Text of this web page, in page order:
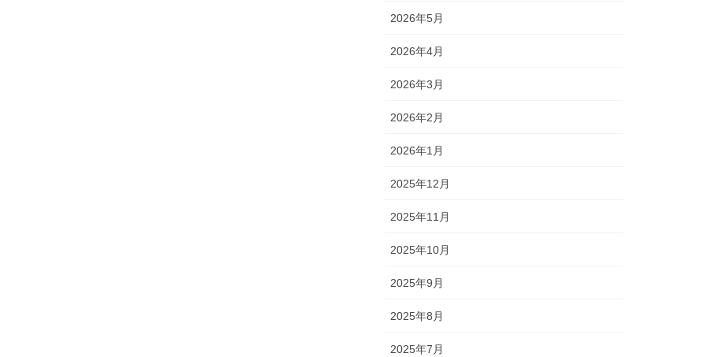
2026年5月
2026年4月
2026年3月
2026年2月
2026年1月
2025年12月
2025年11月
2025年10月
2025年9月
2025年8月
2025年7月